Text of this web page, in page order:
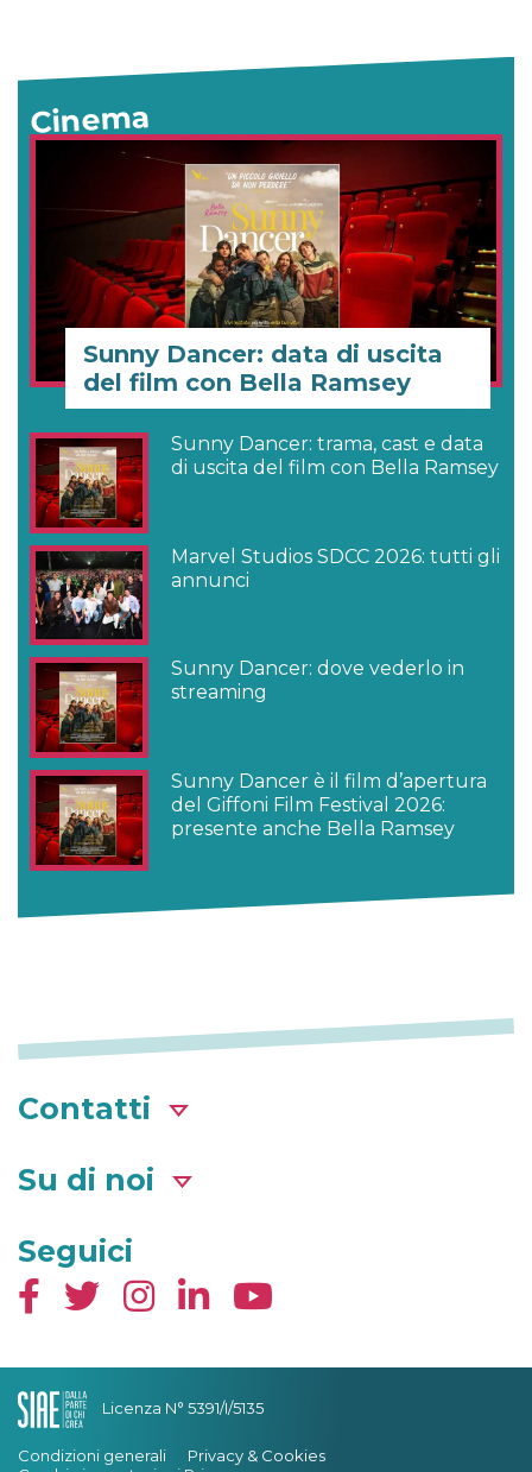
Cinema
Sunny Dancer: data di uscita
del film con Bella Ramsey
Sunny Dancer: trama, cast e data
di uscita del film con Bella Ramsey
Marvel Studios SDCC 2026: tutti gli
annunci
Sunny Dancer: dove vederlo in
streaming
Sunny Dancer è il film d’apertura
del Giffoni Film Festival 2026:
presente anche Bella Ramsey
Contatti
Su di noi
Seguici
Licenza N° 5391/I/5135
Condizioni generali
Privacy & Cookies